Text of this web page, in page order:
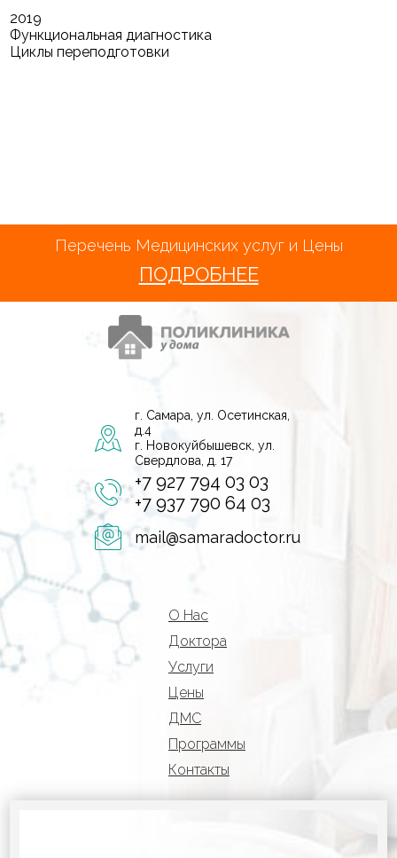
2019
Функциональная диагностика
Циклы переподготовки
Перечень Медицинских услуг и Цены
ПОДРОБНЕЕ
г. Самара, ул. Осетинская,
д.4
г. Новокуйбышевск, ул.
Свердлова, д. 17
+7 927 794 03 03
+7 937 790 64 03
mail@samaradoctor.ru
О Нас
Доктора
Услуги
Цены
ДМС
Программы
Контакты